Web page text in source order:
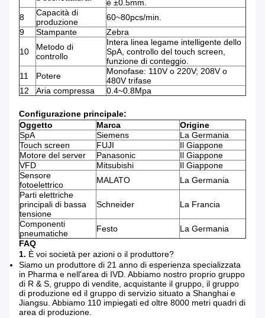
è ±0.5mm.
8
Capacità di
produzione
60~80pcs/min.
9
Stampante Zebra
10
Metodo di
controllo
Intera linea legame intelligente dello
SpA, controllo del touch screen,
funzione di conteggio.
11
Potere
Monofase: 110V o 220V; 208V o
480V trifase
12
Aria compressa 0.4~0.8Mpa
Configurazione principale:
Oggetto
Marca
Origine
SpA
Siemens
La Germania
Touch screen
FUJI
Il Giappone
Motore del server
Panasonic
Il Giappone
VFD
Mitsubishi
Il Giappone
Sensore
fotoelettrico
MALATO
La Germania
Parti elettriche
principali di bassa
tensione
Schneider La Francia
Componenti
pneumatiche
Festo
La Germania
FAQ
1. È voi società per azioni o il produttore?
Siamo un produttore di 21 anno di esperienza specializzata
in Pharma e nell'area di IVD. Abbiamo nostro proprio gruppo
di R & S, gruppo di vendite, acquistante il gruppo, il gruppo
di produzione ed il gruppo di servizio situato a Shanghai e
Jiangsu. Abbiamo 110 impiegati ed oltre 8000 metri quadri di
area di produzione.